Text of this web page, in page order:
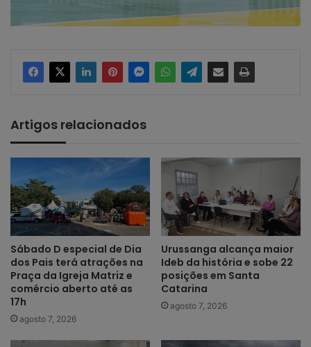
Artigos relacionados
Sábado D especial de Dia
dos Pais terá atrações na
Praça da Igreja Matriz e
comércio aberto até as
17h
agosto 7, 2026
Urussanga alcança maior
Ideb da história e sobe 22
posições em Santa
Catarina
agosto 7, 2026